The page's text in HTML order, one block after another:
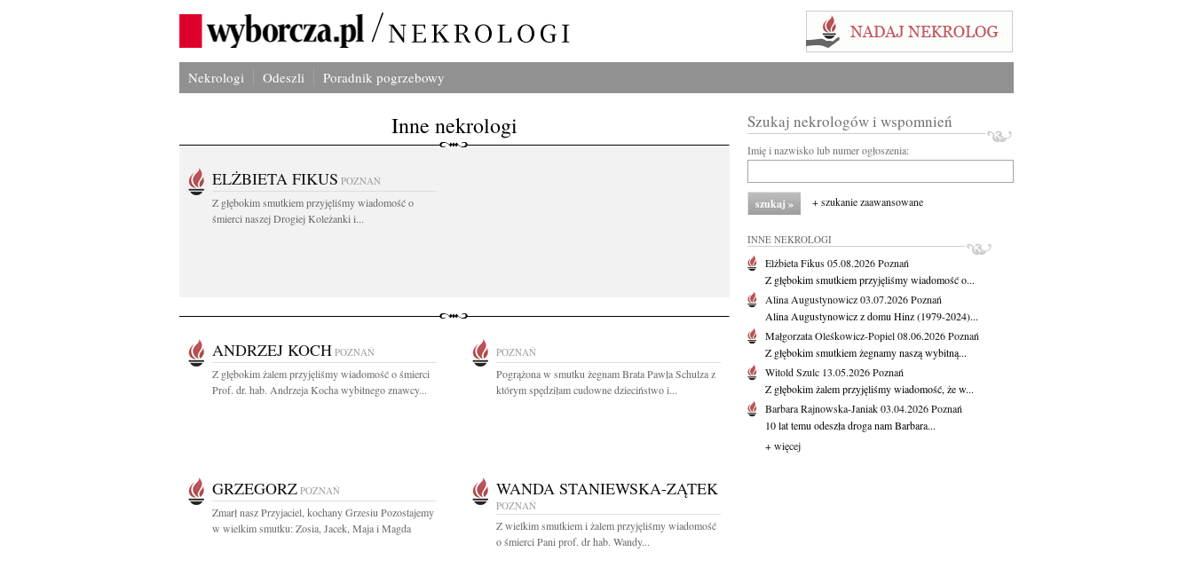
Nekrologi Odeszli Poradnik pogrzebowy
Inne nekrologi
ELŻBIETA FIKUS POZNAŃ
Z głębokim smutkiem przyjęliśmy wiadomość o
śmierci naszej Drogiej Koleżanki i...
ANDRZEJ KOCH POZNAŃ
Z głębokim żalem przyjęliśmy wiadomość o śmierci
Prof. dr. hab. Andrzeja Kocha wybitnego znawcy...
POZNAŃ
Pogrążona w smutku żegnam Brata Pawła Schulza z
którym spędziłam cudowne dzieciństwo i...
GRZEGORZ POZNAŃ
Zmarł nasz Przyjaciel, kochany Grzesiu Pozostajemy
w wielkim smutku: Zosia, Jacek, Maja i Magda
WANDA STANIEWSKA-ZĄTEK
POZNAŃ
Z wielkim smutkiem i żalem przyjęliśmy wiadomość
o śmierci Pani prof. dr hab. Wandy...
Szukaj nekrologów i wspomnień
Imię i nazwisko lub numer ogłoszenia:
+ szukanie zaawansowane
INNE NEKROLOGI
Elżbieta Fikus05.08.2026Poznań
Z głębokim smutkiem przyjęliśmy wiadomość o...
Alina Augustynowicz03.07.2026Poznań
Alina Augustynowicz z domu Hinz (1979-2024)...
Małgorzata Oleśkowicz-Popiel08.06.2026Poznań
Z głębokim smutkiem żegnamy naszą wybitną...
Witold Szulc 13.05.2026Poznań
Z głębokim żalem przyjęliśmy wiadomość, że w...
Barbara Rajnowska-Janiak03.04.2026Poznań
10 lat temu odeszła droga nam Barbara...
+ więcej